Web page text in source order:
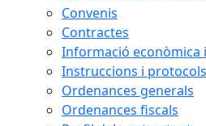
Convenis
Contractes
Informació econòmica
Instruccions i protocols
Ordenances generals
Ordenances fiscals